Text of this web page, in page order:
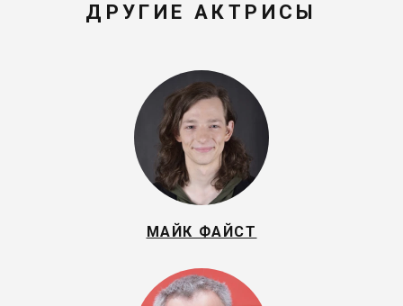
ДРУГИЕ АКТРИСЫ
МАЙК ФАЙСТ